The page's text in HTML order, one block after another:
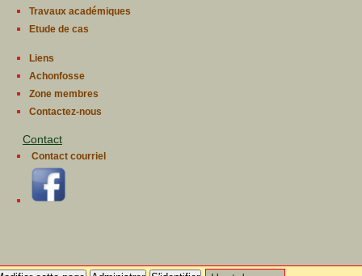
Travaux académiques
Etude de cas
Liens
Achonfosse
Zone membres
Contactez-nous
Contact
Contact courriel